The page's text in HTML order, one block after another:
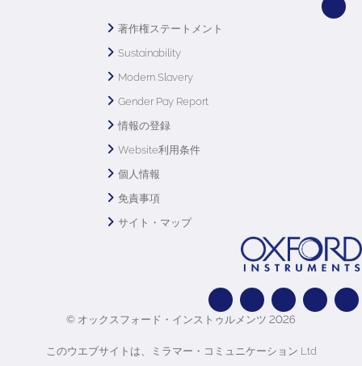
著作権ステートメント
Sustainability
Modern Slavery
Gender Pay Report
情報の登録
Website利用条件
個人情報
免責事項
サイト・マップ
© オックスフォード・インストゥルメンツ 2026
このウエブサイトは、ミラマー・コミュニケーション Ltd